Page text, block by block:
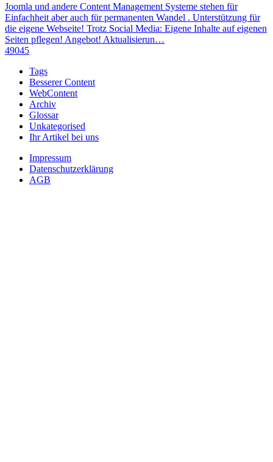
Joomla und andere Content Management Systeme stehen für
Einfachheit aber auch für permanenten Wandel . Unterstützung für
die eigene Webseite! Trotz Social Media: Eigene Inhalte auf eigenen
Seiten pflegen! Angebot! Aktualisierun…
49045
Tags
Besserer Content
WebContent
Archiv
Glossar
Unkategorised
Ihr Artikel bei uns
Impressum
Datenschutzerklärung
AGB